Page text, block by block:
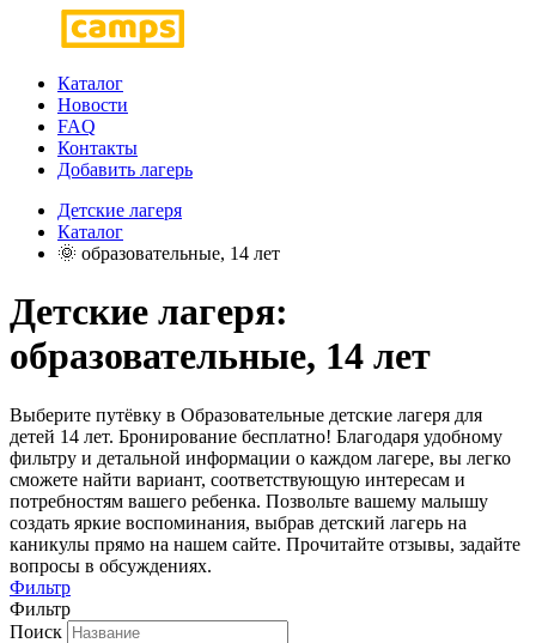
Каталог
Новости
FAQ
Контакты
Добавить лагерь
Детские лагеря
Каталог
🌞 образовательные, 14 лет
Детские лагеря:
образовательные, 14 лет
Выберите путёвку в Образовательные детские лагеря для
детей 14 лет. Бронирование бесплатно! Благодаря удобному
фильтру и детальной информации о каждом лагере, вы легко
сможете найти вариант, соответствующую интересам и
потребностям вашего ребенка. Позвольте вашему малышу
создать яркие воспоминания, выбрав детский лагерь на
каникулы прямо на нашем сайте. Прочитайте отзывы, задайте
вопросы в обсуждениях.
Фильтр
Фильтр
Поиск